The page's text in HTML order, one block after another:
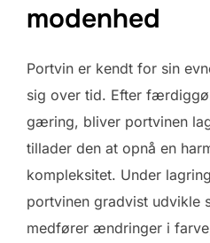
modenhed
Portvin er kendt for sin
sig over tid. Efter
gæring, bliver portvinen
tillader den at opnå en
kompleksitet. Under
portvinen gradvist udvikle
medfører ændringer i